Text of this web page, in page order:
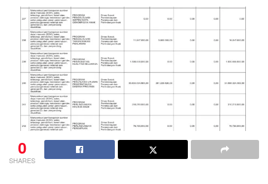
0
SHARES